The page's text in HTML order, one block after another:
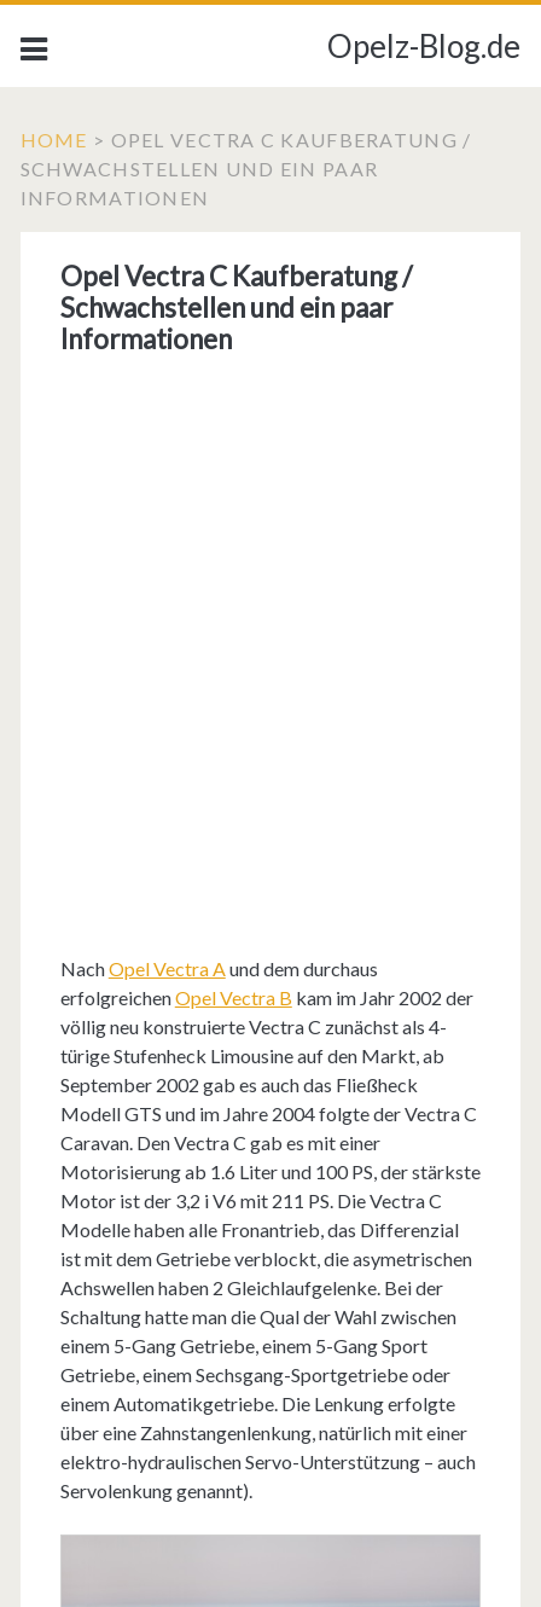
Opelz-Blog.de
HOME > OPEL VECTRA C KAUFBERATUNG /
SCHWACHSTELLEN UND EIN PAAR
INFORMATIONEN
Opel Vectra C Kaufberatung /
Schwachstellen und ein paar
Informationen
NachOpel Vectra Aund dem durchaus
erfolgreichenOpel Vectra B kam im Jahr 2002 der
völlig neu konstruierte Vectra C zunächst als 4-
türige Stufenheck Limousine auf den Markt, ab
September 2002 gab es auch das Fließheck
Modell GTS und im Jahre 2004 folgte der Vectra C
Caravan. Den Vectra C gab es mit einer
Motorisierung ab 1.6 Liter und 100 PS, der stärkste
Motor ist der 3,2 i V6 mit 211 PS. Die Vectra C
Modelle haben alle Fronantrieb, das Differenzial
ist mit dem Getriebe verblockt, die asymetrischen
Achswellen haben 2 Gleichlaufgelenke. Bei der
Schaltung hatte man die Qual der Wahl zwischen
einem 5-Gang Getriebe, einem 5-Gang Sport
Getriebe, einem Sechsgang-Sportgetriebe oder
einem Automatikgetriebe. Die Lenkung erfolgte
über eine Zahnstangenlenkung, natürlich mit einer
elektro-hydraulischen Servo-Unterstützung – auch
Servolenkung genannt).